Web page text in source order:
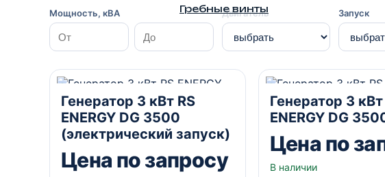
Гребные винты
Мощность, кВА Двигатель Запуск
Генератор 3 кВт RS
ENERGY DG 3500
(электрический запуск)
Цена по запросу
Генератор 3 кВт
ENERGY DG
Цена по
В наличии